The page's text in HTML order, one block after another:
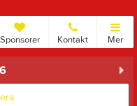
Sponsorer Kontakt Mer